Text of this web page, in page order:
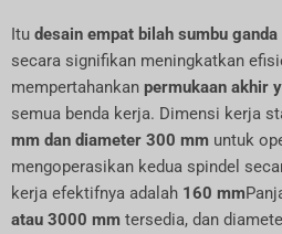
Itu desain empat bilah sumbu ganda
secara signifikan meningkatkan
mempertahankan permukaan akhir
semua benda kerja. Dimensi kerja
mm dan diameter 300 mm untuk
mengoperasikan kedua spindel
kerja efektifnya adalah 160 mm
atau 3000 mm tersedia, dan